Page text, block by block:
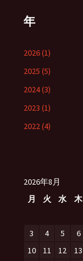
年
2026 (1)
2025 (5)
2024 (3)
2023 (1)
2022 (4)
2026年8月
月
火 水 木
3
4 5 6
10
11 12 13